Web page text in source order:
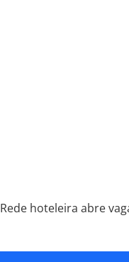
Rede hoteleira abre